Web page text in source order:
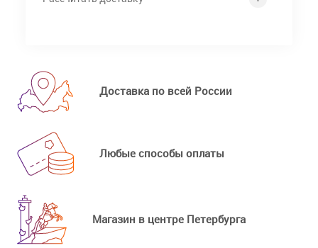
Доставка по всей России
Любые способы оплаты
Магазин в центре Петербурга